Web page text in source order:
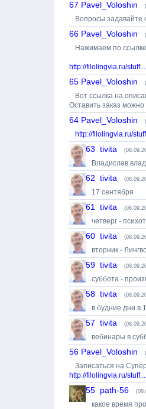
67 Pavel_Voloshin
Вопросы задавайте
66 Pavel_Voloshin
Нажимаем по
http://filolingvia.ru/
65 Pavel_Voloshin
Вот ссылка на
Оставить заказ можно
64 Pavel_Voloshin
http://filolingvia.ru/
63 tivita
Владислав
62 tivita
17 сентября
61 tivita
четверг -
60 tivita
вторник -
59 tivita
суббота -
58 tivita
в будние дни в
57 tivita
вебинары в
56 Pavel_Voloshin
Записаться на
http://filolingvia.ru/
55 path-56
какое время